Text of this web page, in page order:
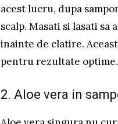
acest lucru, dupa
scalp. Masati si lasati
inainte de clatire.
pentru rezultate optime.
2. Aloe vera in